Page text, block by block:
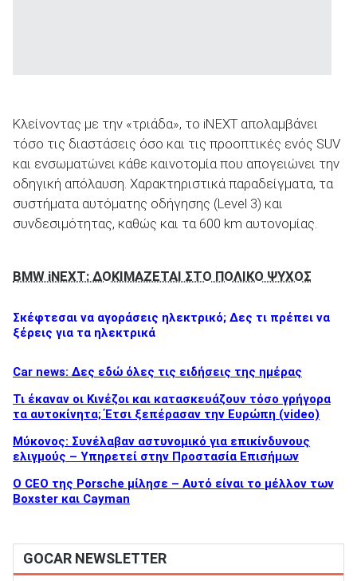
Κλείνοντας με την «τριάδα», το iNΕΧΤ απολαμβάνει
τόσο τις διαστάσεις όσο και τις προοπτικές ενός SUV
και ενσωματώνει κάθε καινοτομία που απογειώνει την
οδηγική απόλαυση. Χαρακτηριστικά παραδείγματα, τα
συστήματα αυτόματης οδήγησης (Level 3) και
συνδεσιμότητας, καθώς και τα 600 km αυτονομίας.
BMW iNEXT: ΔΟΚΙΜΑΖΕΤΑΙ ΣΤΟ ΠΟΛΙΚΟ ΨΥΧΟΣ
Σκέφτεσαι να αγοράσεις ηλεκτρικό; Δες τι πρέπει να
ξέρεις για τα ηλεκτρικά
Car news: Δες εδώ όλες τις ειδήσεις της ημέρας
Τι έκαναν οι Κινέζοι και κατασκευάζουν τόσο γρήγορα
τα αυτοκίνητα; Έτσι ξεπέρασαν την Ευρώπη (video)
Μύκονος: Συνέλαβαν αστυνομικό για επικίνδυνους
ελιγμούς – Υπηρετεί στην Προστασία Επισήμων
Ο CEO της Porsche μίλησε – Αυτό είναι το μέλλον των
Boxster και Cayman
GOCAR NEWSLETTER